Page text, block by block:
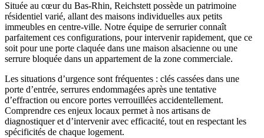
Située au cœur du Bas-Rhin, Reichstett possède un patrimoine
résidentiel varié, allant des maisons individuelles aux petits
immeubles en centre-ville. Notre équipe de serrurier connaît
parfaitement ces configurations, pour intervenir rapidement, que ce
soit pour une porte claquée dans une maison alsacienne ou une
serrure bloquée dans un appartement de la zone commerciale.
Les situations d’urgence sont fréquentes : clés cassées dans une
porte d’entrée, serrures endommagées après une tentative
d’effraction ou encore portes verrouillées accidentellement.
Comprendre ces enjeux locaux permet à nos artisans de
diagnostiquer et d’intervenir avec efficacité, tout en respectant les
spécificités de chaque logement.